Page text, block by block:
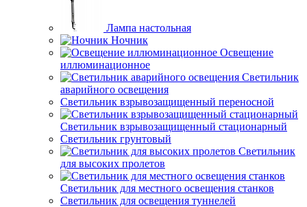
Лампа настольная
Ночник
Освещение
иллюминационное
Светильник
аварийного освещения
Светильник взрывозащищенный переносной
Светильник взрывозащищенный стационарный
Светильник грунтовый
Светильник
для высоких пролетов
Светильник для местного освещения станков
Светильник для освещения туннелей